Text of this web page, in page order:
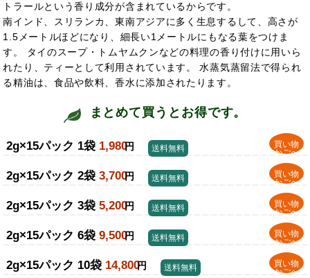
トラールという香り成分が含まれているからです。
南インド、スリランカ、東南アジアに多く生息するして、高さが
1.5メートルほどになり、細長い1メートルにもなる葉をつけま
す。 タイのスープ・トムヤムクンなどの料理の香り付けに用いら
れたり、ティーとして利用されています。 水蒸気蒸留法で得られ
る精油は、食品や飲料、香水に添加されたります。
まとめて買うとお得です。
2g×15パック 1袋 1,980円
買い物
かごへ
送料無料
2g×15パック 2袋 3,700円
買い物
かごへ
送料無料
2g×15パック 3袋 5,200円
買い物
かごへ
送料無料
2g×15パック 6袋 9,500円
買い物
かごへ
送料無料
2g×15パック 10袋 14,800円
買い物
かごへ
送料無料